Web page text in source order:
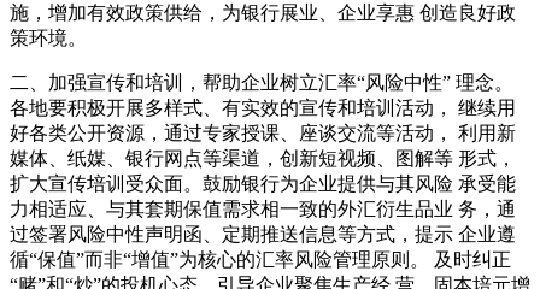
施，增加有效政策供给，为银行展业、企业享惠 创造良好政
策环境。
二、加强宣传和培训，帮助企业树立汇率“风险中性” 理念。
各地要积极开展多样式、有实效的宣传和培训活动， 继续用
好各类公开资源，通过专家授课、座谈交流等活动， 利用新
媒体、纸媒、银行网点等渠道，创新短视频、图解等 形式，
扩大宣传培训受众面。鼓励银行为企业提供与其风险 承受能
力相适应、与其套期保值需求相一致的外汇衍生品业 务，通
过签署风险中性声明函、定期推送信息等方式，提示 企业遵
循“保值”而非“增值”为核心的汇率风险管理原则。 及时纠正